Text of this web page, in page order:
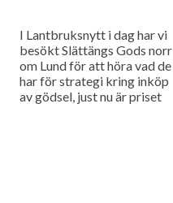
I Lantbruksnytt i dag har vi
besökt Slättängs Gods norr
om Lund för att höra vad de
har för strategi kring inköp
av gödsel, just nu är priset